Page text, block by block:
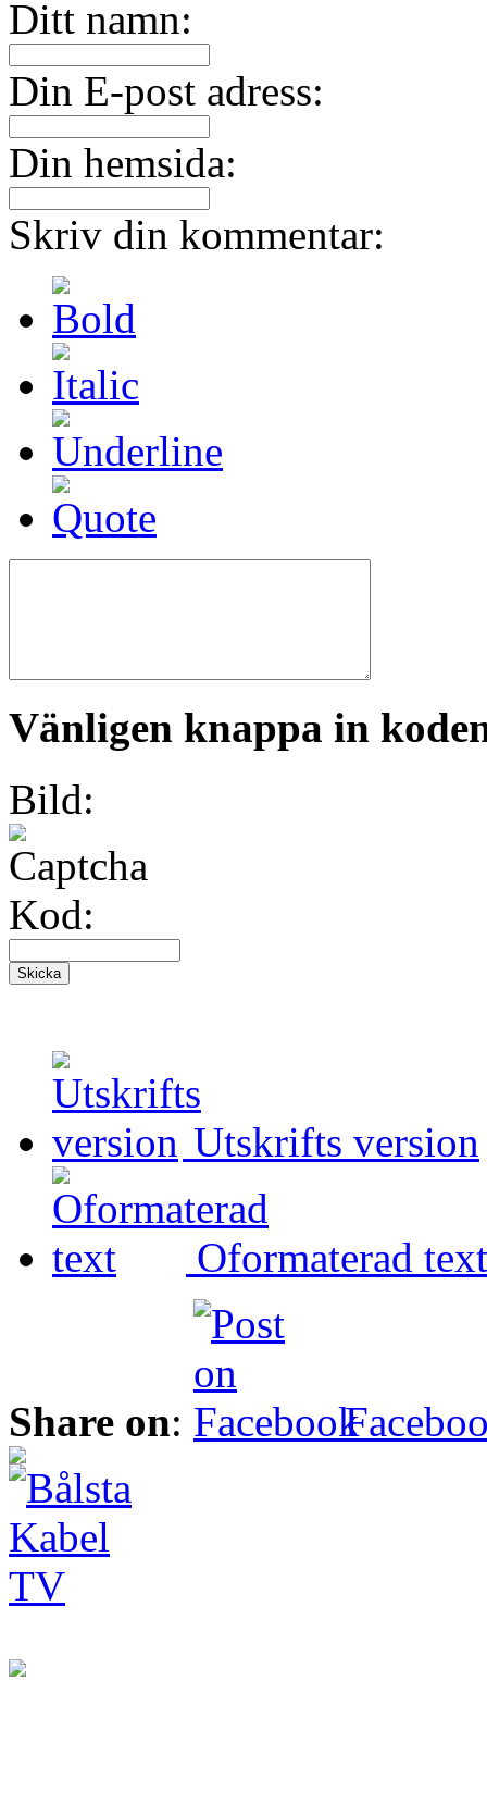
Ditt namn:
Din E-post adress:
Din hemsida:
Skriv din kommentar:
Vänligen knappa in
Bild:
Kod:
Utskrifts version
Oformaterad text
Share on: